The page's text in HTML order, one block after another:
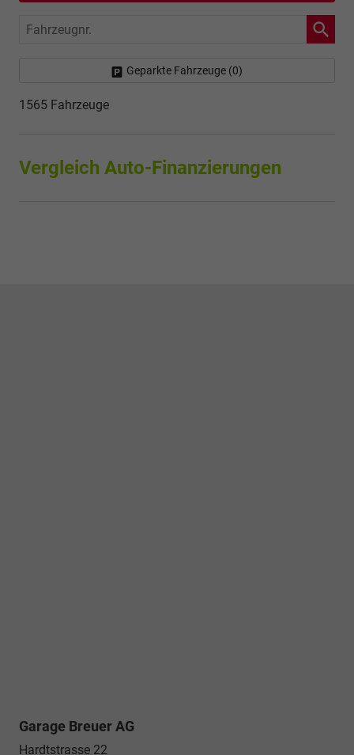
Fahrzeugnr.
Geparkte Fahrzeuge (0)
1565 Fahrzeuge
Vergleich Auto-Finanzierungen
Garage Breuer AG
Hardtstrasse 22